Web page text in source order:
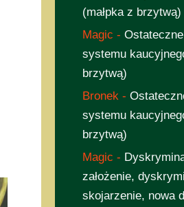
(małpka z brzytwą)
Magic -
systemu
brzytwą)
Bronek -
systemu
brzytwą)
Magic -
założenie,
skojarzenie, nowa